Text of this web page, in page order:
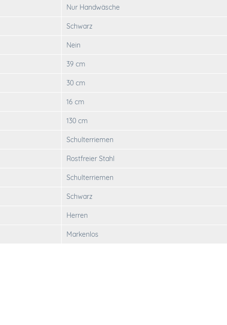
Nur Handwäsche
Schwarz
Nein
39 cm
30 cm
16 cm
130 cm
Schulterriemen
Rostfreier Stahl
Schulterriemen
Schwarz
Herren
Markenlos